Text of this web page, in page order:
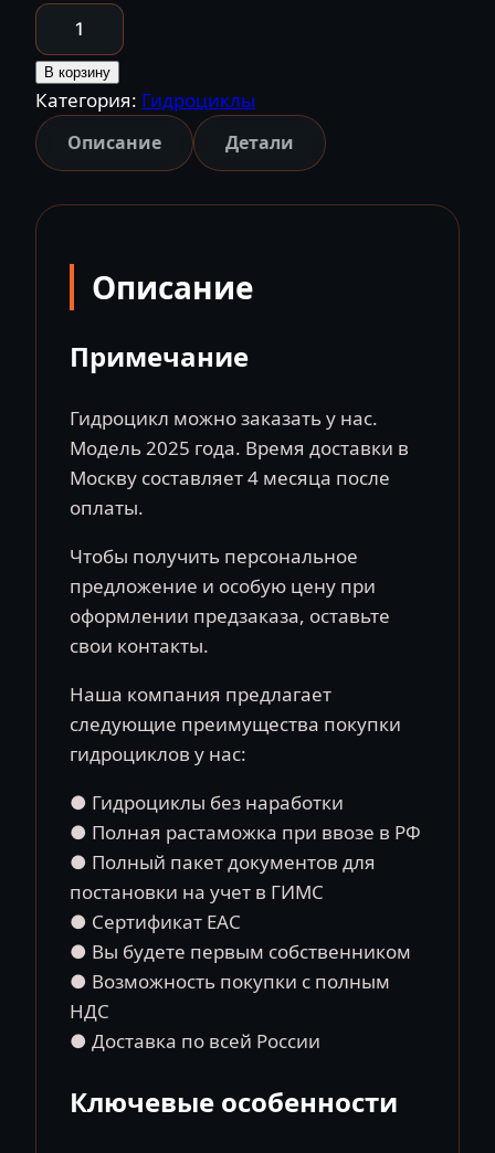
Количество
товара
Гидроцикл
BRP
SEA-
DOO
Trixx
Dragon
В корзину
Категория: Гидроциклы
Описание Детали
Описание
Примечание
Гидроцикл можно заказать у нас.
Модель 2025 года. Время доставки в
Москву составляет 4 месяца после
оплаты.
Чтобы получить персональное
предложение и особую цену при
оформлении предзаказа, оставьте
свои контакты.
Наша компания предлагает
следующие преимущества покупки
гидроциклов у нас:
● Гидроциклы без наработки
● Полная растаможка при ввозе в РФ
● Полный пакет документов для
постановки на учет в ГИМС
● Сертификат EAC
● Вы будете первым собственником
● Возможность покупки с полным
НДС
● Доставка по всей России
Ключевые особенности